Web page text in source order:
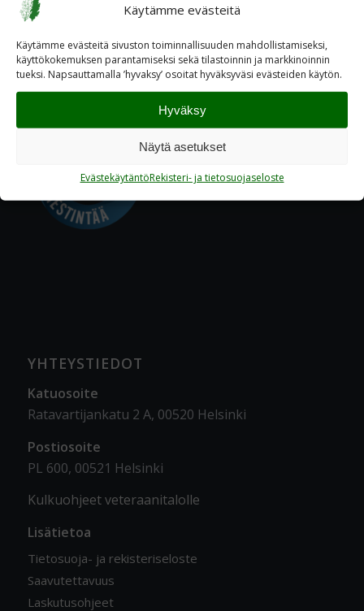
Käytämme evästeitä
Käytämme evästeitä sivuston toiminnallisuuden mahdollistamiseksi,
käyttökokemuksen parantamiseksi sekä tilastoinnin ja markkinoinnin
tueksi. Napsauttamalla ’hyvaksy’ osoitat hyväksyväsi evästeiden käytön.
Hyväksy
Näytä asetukset
EvästekäytäntöRekisteri- ja tietosuojaseloste
YHTEYSTIEDOT
Katuosoite
Ratavartijankatu 2 A, 00520 Helsinki
Postiosoite
PL 600, 00521 Helsinki
Kulkuohjeet veteraanitalolle
Lisätietoa
Tietosuoja- ja rekisteriseloste
Saavutettavuus
Laskutusohjeet